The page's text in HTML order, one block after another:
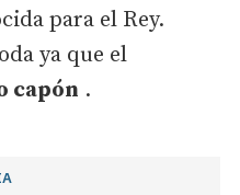
para el Rey.
ya que el
capón .